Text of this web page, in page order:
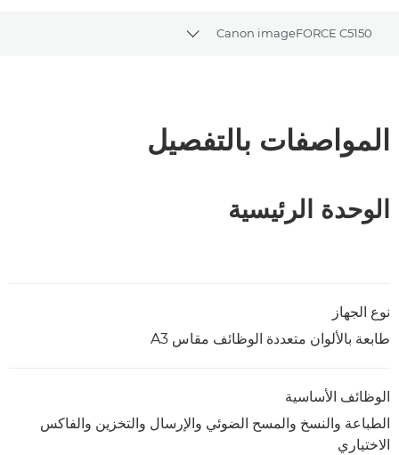
Canon imageFORCE C5150
Toggle breadcrumbs
المواصفات بالتفصيل
الوحدة الرئيسية
نوع الجهاز
طابعة بالألوان متعددة الوظائف مقاس A3
الوظائف الأساسية
الطباعة والنسخ والمسح الضوئي والإرسال والتخزين والفاكس
الاختياري